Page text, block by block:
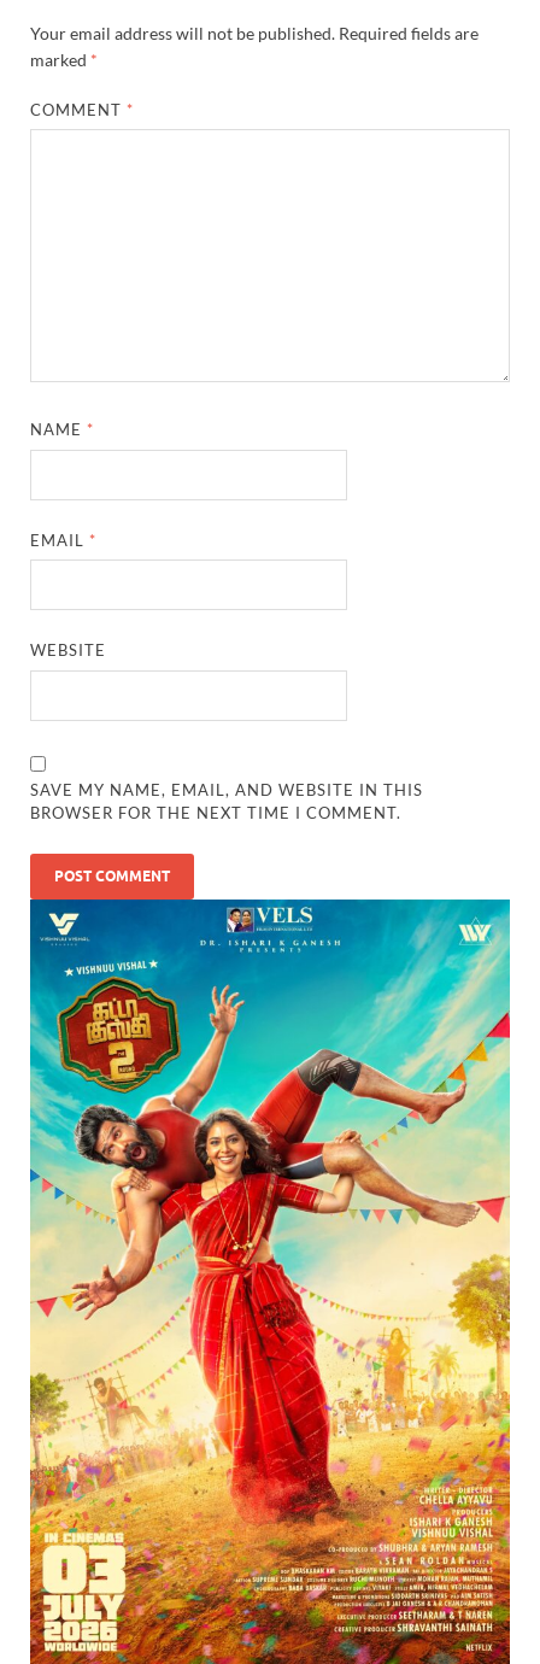
Your email address will not be published. Required fields are
marked *
COMMENT *
NAME *
EMAIL *
WEBSITE
SAVE MY NAME, EMAIL, AND WEBSITE IN THIS
BROWSER FOR THE NEXT TIME I COMMENT.